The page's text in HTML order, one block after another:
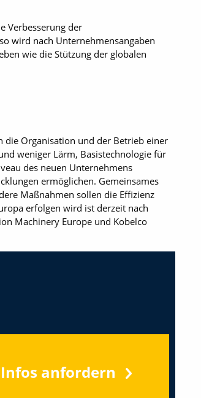
Verbesserung der
wird nach Unter­nehmensangaben
wie die ­Stützung der globalen
die Organisation und der Betrieb einer
weniger Lärm, Basistechnologie für
des neuen Unternehmens
ermög­lichen. Gemeinsames
Maßnahmen sollen die ­Effizienz
erfolgen wird ist derzeit nach
Machinery Europe und Kobelco
Infos anfordern